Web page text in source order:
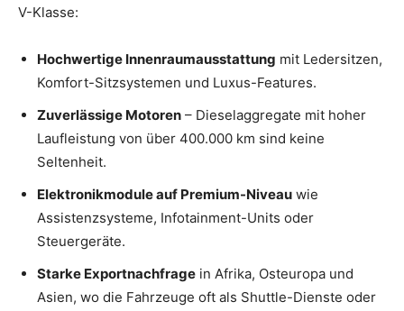
V-Klasse:
Hochwertige Innenraumausstattung mit Ledersitzen,
Komfort-Sitzsystemen und Luxus-Features.
Zuverlässige Motoren – Dieselaggregate mit hoher
Laufleistung von über 400.000 km sind keine
Seltenheit.
Elektronikmodule auf Premium-Niveau wie
Assistenzsysteme, Infotainment-Units oder
Steuergeräte.
Starke Exportnachfrage in Afrika, Osteuropa und
Asien, wo die Fahrzeuge oft als Shuttle-Dienste oder